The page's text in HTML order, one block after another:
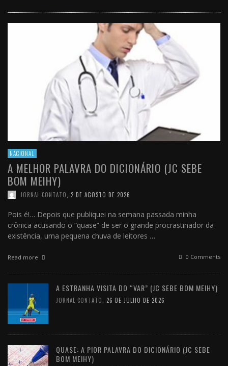
NACIONAL
A MELHOR PALAVRA DO DICIONÁRIO (JC SEBE
BOM MEIHY)
JORNAL CONTATO 2 DE AGOSTO DE 2026
Pois é!… Depois que publiquei na semana passada minha
crônica acusando o “quase” de ser o grande procrastinador da
existência, uma pequena chuva de leitores …
Read more 0 Comments
A ESTRANHA VISITA DO “VAR” (JC SEBE BOM MEIHY)
JORNAL CONTATO 26 DE JULHO DE 2026
QUASE: A PIOR PALAVRA DO DICIONÁRIO (JC SEBE
BOM MEIHY)